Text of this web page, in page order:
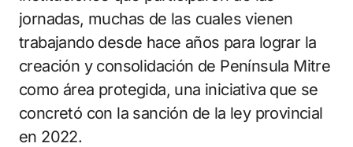
jornadas, muchas de las cuales vienen
trabajando desde hace años para lograr la
creación y consolidación de Península Mitre
como área protegida, una iniciativa que se
concretó con la sanción de la ley provincial
en 2022.